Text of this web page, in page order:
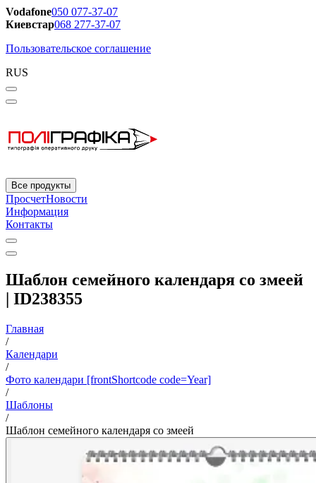
Vodafone050 077-37-07
Киевстар068 277-37-07
Пользовательское соглашение
RUS
Все продукты
ПросчетНовости
Информация
Контакты
Шаблон семейного календаря со змеей
| ID238355
Главная
/
Календари
/
Фото календари [frontShortcode code=Year]
/
Шаблоны
/
Шаблон семейного календаря со змеей